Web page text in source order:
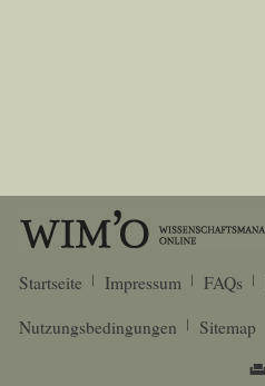
Startseite Impressum FAQs
Nutzungsbedingungen
Sitemap